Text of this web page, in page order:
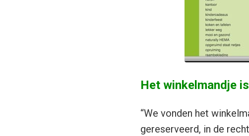
Het winkelmandje
“We vonden het
gereserveerd, in de